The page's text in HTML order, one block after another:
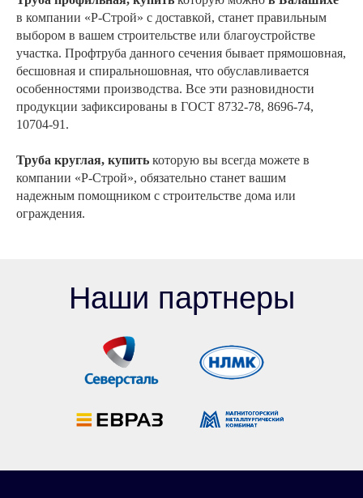
в компании «Р-Строй» с доставкой, станет правильным
выбором в вашем строительстве или благоустройстве
участка. Профтруба данного сечения бывает прямошовная,
бесшовная и спиральношовная, что обуславливается
особенностями производства. Все эти разновидности
продукции зафиксированы в ГОСТ 8732-78, 8696-74,
10704-91.
Труба круглая, купить которую вы всегда можете в
компании «Р-Строй», обязательно станет вашим
надежным помощником с строительстве дома или
ограждения.
Наши партнеры